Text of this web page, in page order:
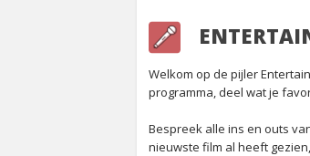
Welkom op de pijler
programma, deel wat je
Bespreek alle ins en outs
nieuwste film al heeft